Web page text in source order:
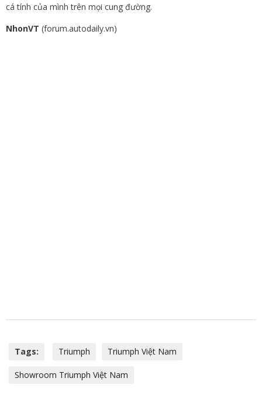
cá tính của mình trên mọi cung đường.
NhonVT (forum.autodaily.vn)
Tags: Triumph Triumph Việt Nam
Showroom Triumph Việt Nam